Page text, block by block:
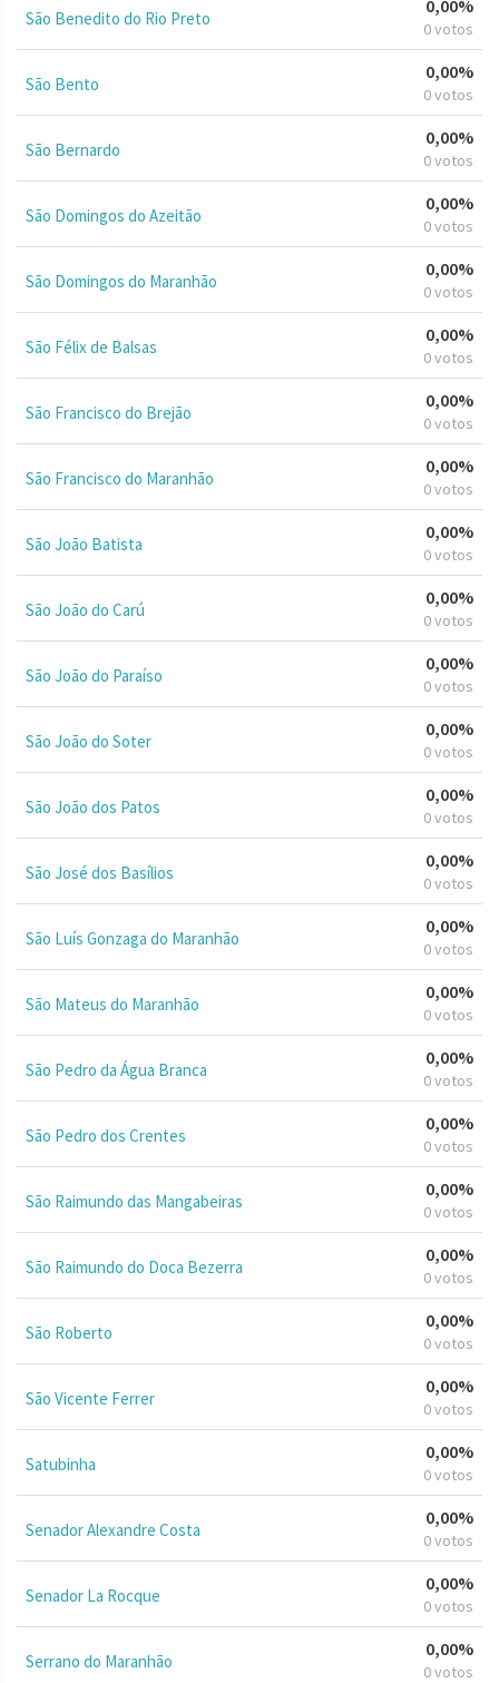
São Benedito do Rio Preto
0,00%
0 votos
São Bento
0,00%
0 votos
São Bernardo
0,00%
0 votos
São Domingos do Azeitão
0,00%
0 votos
São Domingos do Maranhão
0,00%
0 votos
São Félix de Balsas
0,00%
0 votos
São Francisco do Brejão
0,00%
0 votos
São Francisco do Maranhão
0,00%
0 votos
São João Batista
0,00%
0 votos
São João do Carú
0,00%
0 votos
São João do Paraíso
0,00%
0 votos
São João do Soter
0,00%
0 votos
São João dos Patos
0,00%
0 votos
São José dos Basílios
0,00%
0 votos
São Luís Gonzaga do Maranhão
0,00%
0 votos
São Mateus do Maranhão
0,00%
0 votos
São Pedro da Água Branca
0,00%
0 votos
São Pedro dos Crentes
0,00%
0 votos
São Raimundo das Mangabeiras
0,00%
0 votos
São Raimundo do Doca Bezerra
0,00%
0 votos
São Roberto
0,00%
0 votos
São Vicente Ferrer
0,00%
0 votos
Satubinha
0,00%
0 votos
Senador Alexandre Costa
0,00%
0 votos
Senador La Rocque
0,00%
0 votos
Serrano do Maranhão
0,00%
0 votos